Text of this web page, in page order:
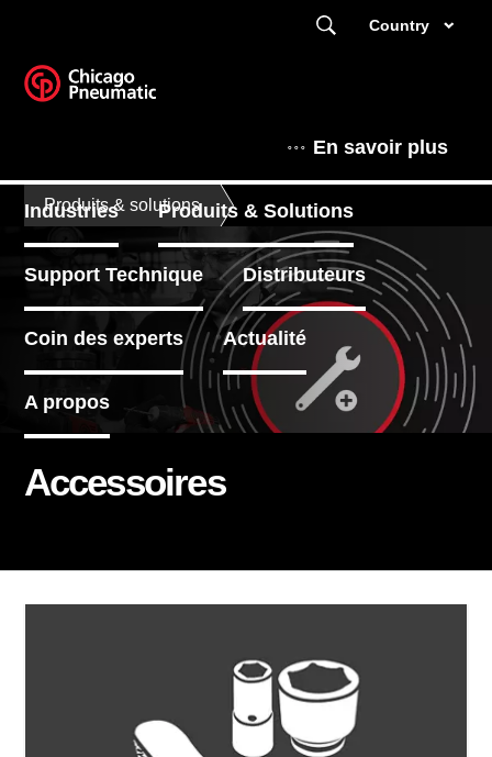
Country
En savoir plus
Industries Produits & Solutions
Support Technique Distributeurs
Coin des experts Actualité
A propos
Produits & solutions
Accessoires